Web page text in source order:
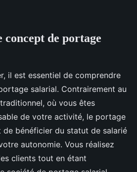
de portage
il est essentiel de comprendre
salarial. Contrairement au
où vous êtes
de votre activité, le portage
de bénéficier du statut de salarié
autonomie. Vous réalisez
clients tout en étant